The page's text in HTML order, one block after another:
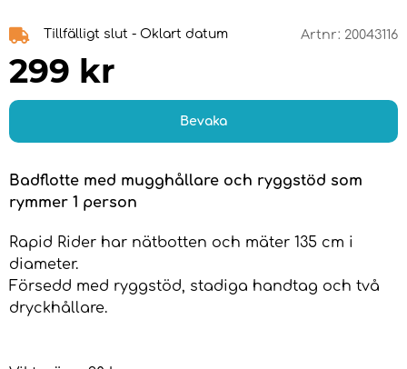
Tillfälligt slut - Oklart datum Artnr: 20043116
299 kr
Bevaka
Badflotte med mugghållare och ryggstöd som
rymmer 1 person
Rapid Rider har nätbotten och mäter 135 cm i
diameter.
Försedd med ryggstöd, stadiga handtag och två
dryckhållare.